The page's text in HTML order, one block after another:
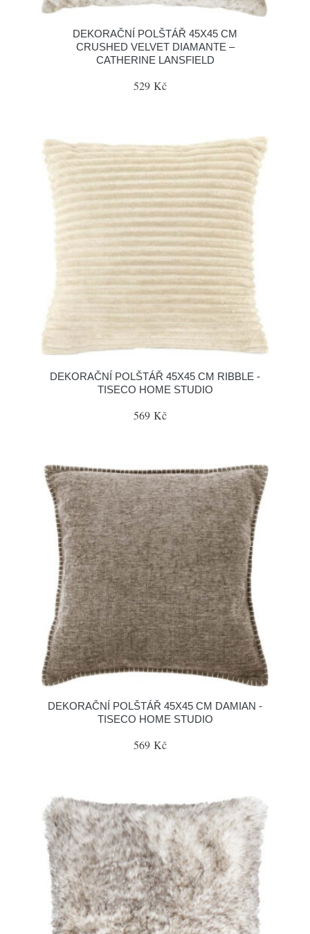
DEKORAČNÍ POLŠTÁŘ 45X45 CM
CRUSHED VELVET DIAMANTE –
CATHERINE LANSFIELD
529 Kč
DEKORAČNÍ POLŠTÁŘ 45X45 CM RIBBLE -
TISECO HOME STUDIO
569 Kč
DEKORAČNÍ POLŠTÁŘ 45X45 CM DAMIAN -
TISECO HOME STUDIO
569 Kč